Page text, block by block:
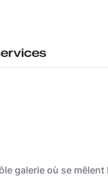
galerie où se